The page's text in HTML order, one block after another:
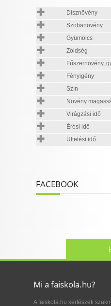
Dísznövény
Szobanövény
Gyümölcs
Zöldség
Fűszernövény,
Fényigény
Szín
Növény
Virágzási idő
Érési idő
Ültetési idő
FACEBOOK
Mi a faiskola.hu?
A faiskola.hu kertészeti